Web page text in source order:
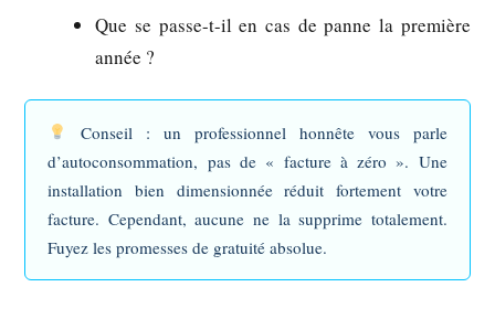
Que se passe-t-il en cas de panne la première
année ?
Conseil : un professionnel honnête vous parle
d’autoconsommation, pas de « facture à zéro ». Une
installation bien dimensionnée réduit fortement votre
facture. Cependant, aucune ne la supprime totalement.
Fuyez les promesses de gratuité absolue.